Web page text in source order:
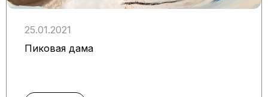
25.01.2021
Пиковая дама